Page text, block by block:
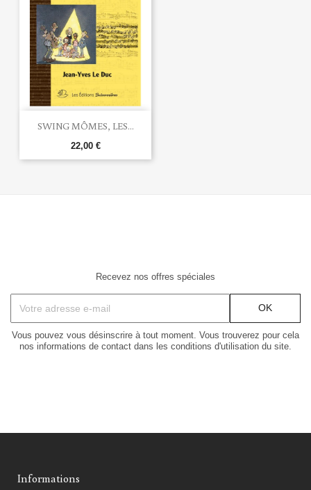
SWING MÔMES, LES...
22,00 €
Recevez nos offres spéciales
Vous pouvez vous désinscrire à tout moment. Vous trouverez pour cela
nos informations de contact dans les conditions d'utilisation du site.
Informations